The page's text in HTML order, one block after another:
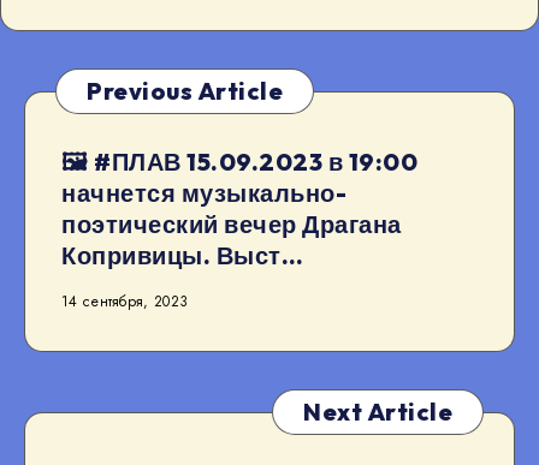
Previous Article
🖼 #ПЛАВ 15.09.2023 в 19:00
начнется музыкально-
поэтический вечер Драгана
Копривицы. Выст…
14 сентября, 2023
Next Article